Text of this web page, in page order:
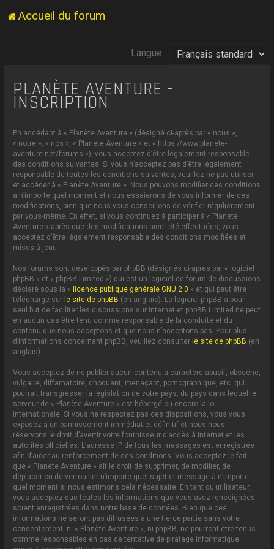
Accueil du forum
Langue :
PLANÈTE AVENTURE -
INSCRIPTION
En accédant à « Planète Aventure » (désigné ci-après par « nous »,
« notre », « nos », « Planète Aventure » et « https://www.planete-
aventure.net/forums »), vous acceptez d’être légalement responsable
des conditions suivantes. Si vous n’acceptez pas d’être légalement
responsable de toutes les conditions suivantes, veuillez ne pas utiliser
et accéder à « Planète Aventure ». Nous pouvons modifier ces conditions
à n’importe quel moment et nous essaierons de vous informer de ces
modifications, bien que nous vous conseillons de vérifier régulièrement
par vous-même. En effet, si vous continuez à participer à « Planète
Aventure » après que des modifications aient été effectuées, vous
acceptez d’être légalement responsable des conditions modifiées et
mises à jour.
Nos forums sont développés par phpBB (désignés ci-après par « logiciel
phpBB » et « phpBB Limited ») qui est un logiciel de forum de discussions
déclaré sous la « licence publique générale GNU 2.0 » et qui peut être
téléchargé sur le site de phpBB (en anglais). Le logiciel phpBB a pour
seul but de faciliter les discussions sur internet et phpBB Limited ne peut
en aucun cas être tenu comme responsable de la conduite et du
contenu que nous acceptons et que nous n’acceptons pas. Pour plus
d’informations concernant phpBB, veuillez consulter le site de phpBB (en
anglais).
Vous acceptez de ne publier aucun contenu à caractère abusif, obscène,
vulgaire, diffamatoire, choquant, menaçant, pornographique, etc. qui
pourrait transgresser la législation de votre pays, du pays dans lequel le
serveur de « Planète Aventure » est hébergé ou encore la loi
internationale. Si vous ne respectez pas ces dispositions, vous vous
exposez à un bannissement immédiat et définitif et nous nous
réservons le droit d’avertir votre fournisseur d’accès à internet et les
autorités officielles. L’adresse IP de tous les messages est enregistrée
afin d’aider au renforcement de ces conditions. Vous acceptez le fait
que « Planète Aventure » ait le droit de supprimer, de modifier, de
déplacer ou de verrouiller n’importe quel sujet et message à n’importe
quel moment si nous estimons cela nécessaire. En tant qu’utilisateur,
vous acceptez que toutes les informations que vous avez renseignées
soient enregistrées dans notre base de données. Bien que ces
informations ne seront pas diffusées à une tierce partie sans votre
consentement, ni « Planète Aventure », ni phpBB, ne pourront être tenus
comme responsables en cas de tentative de piratage informatique